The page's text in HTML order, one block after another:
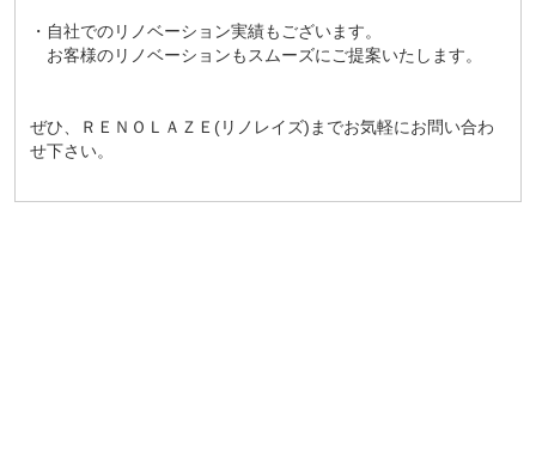
・自社でのリノベーション実績もございます。
お客様のリノベーションもスムーズにご提案いたします。
ぜひ、ＲＥＮＯＬＡＺＥ(リノレイズ)までお気軽にお問い合わ
せ下さい。